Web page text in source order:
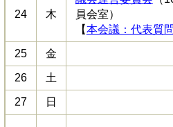
24 木
員会室）
【本会議：代表質問
25 金
26 土
27 日